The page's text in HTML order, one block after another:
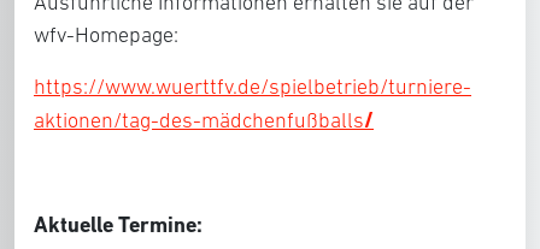
wfv-Homepage:
https://www.wuerttfv.de/spielbetrieb/turniere-
aktionen/tag-des-mädchenfußballs/
Aktuelle Termine: